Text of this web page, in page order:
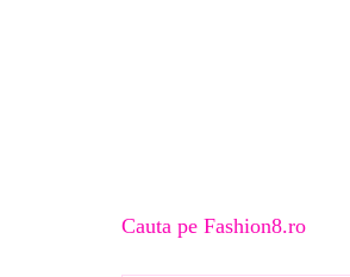
Cauta pe Fashion8.ro